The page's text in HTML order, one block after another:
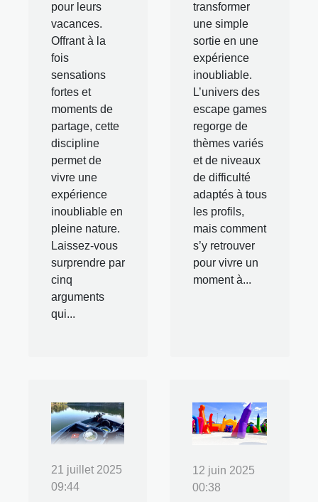
pour leurs
vacances.
Offrant à la
fois
sensations
fortes et
moments de
partage, cette
discipline
permet de
vivre une
expérience
inoubliable en
pleine nature.
Laissez-vous
surprendre par
cinq
arguments
qui...
transformer
une simple
sortie en une
expérience
inoubliable.
L’univers des
escape games
regorge de
thèmes variés
et de niveaux
de difficulté
adaptés à tous
les profils,
mais comment
s’y retrouver
pour vivre un
moment à...
21 juillet 2025
09:44
12 juin 2025
00:38